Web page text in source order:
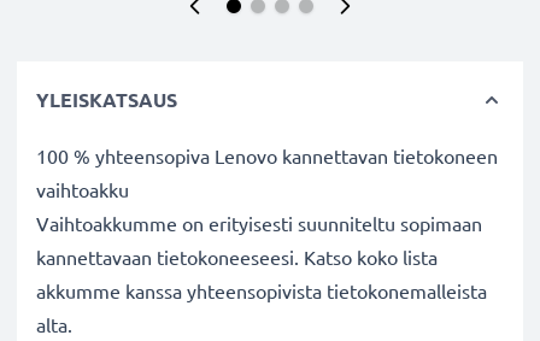
YLEISKATSAUS
100 % yhteensopiva Lenovo kannettavan tietokoneen
vaihtoakku
Vaihtoakkumme on erityisesti suunniteltu sopimaan
kannettavaan tietokoneeseesi. Katso koko lista
akkumme kanssa yhteensopivista tietokonemalleista
alta.